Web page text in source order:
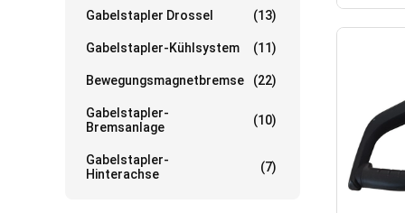
Gabelstapler Drossel (13)
Gabelstapler-Kühlsystem (11)
Bewegungsmagnetbremse (22)
Gabelstapler-
Bremsanlage
(10)
Gabelstapler-
Hinterachse
(7)